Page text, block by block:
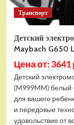
Транспорт
Детский
Maybach G650
Цена от: 3641
Детский
(M999MM) белый
для вашего
и передовые
удовольствие от